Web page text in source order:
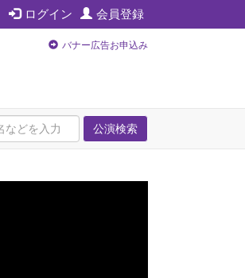
ログイン 会員登録
バナー広告お申込み
公演検索